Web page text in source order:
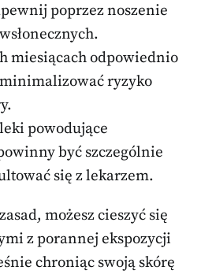
poprzez noszenie
miesiącach odpowiednio
ryzyko
powodujące
być szczególnie
się z lekarzem.
możesz cieszyć się
z porannej ekspozycji
chroniąc swoją skórę